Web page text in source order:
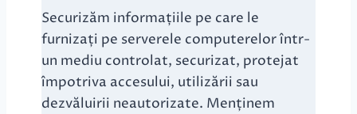
Securizăm informațiile pe care le
furnizați pe serverele computerelor într-
un mediu controlat, securizat, protejat
împotriva accesului, utilizării sau
dezvăluirii neautorizate. Menținem